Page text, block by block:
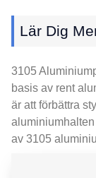
Lär Dig
3105
basis av rent
är att förbättra
av 3105